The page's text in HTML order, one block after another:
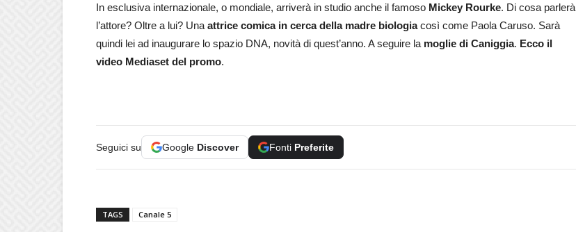
In esclusiva internazionale, o mondiale, arriverà in studio anche il famoso Mickey Rourke. Di cosa parlerà
l’attore? Oltre a lui? Una attrice comica in cerca della madre biologiacosì come Paola Caruso. Sarà
quindi lei ad inaugurare lo spazio DNA, novità di quest’anno. A seguire la moglie di Caniggia. Ecco il
video Mediaset del promo.
Seguici su Google Discover Fonti Preferite
TAGS Canale 5